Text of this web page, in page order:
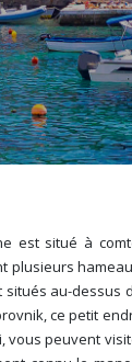
est situé à
plusieurs
situés au-dessus
ce petit
vous peuvent